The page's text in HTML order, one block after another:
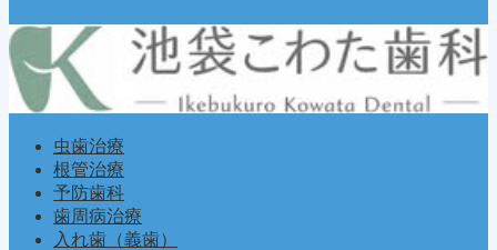
虫歯治療
根管治療
予防歯科
歯周病治療
入れ歯（義歯）